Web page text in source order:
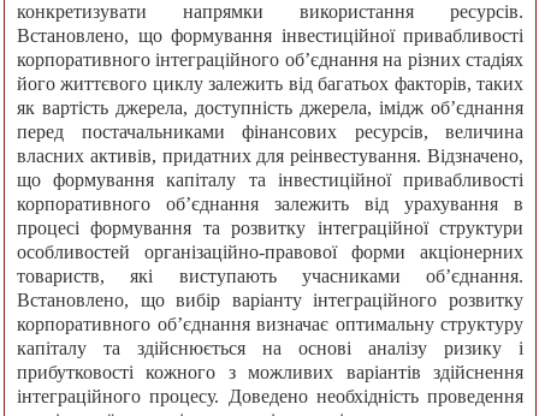
конкретизувати напрямки використання ресурсів.
Встановлено, що формування інвестиційної привабливості
корпоративного інтеграційного об’єднання на різних стадіях
його життєвого циклу залежить від багатьох факторів, таких
як вартість джерела, доступність джерела, імідж об’єднання
перед постачальниками фінансових ресурсів, величина
власних активів, придатних для реінвестування. Відзначено,
що формування капіталу та інвестиційної привабливості
корпоративного об’єднання залежить від урахування в
процесі формування та розвитку інтеграційної структури
особливостей організаційно-правової форми акціонерних
товариств, які виступають учасниками об’єднання.
Встановлено, що вибір варіанту інтеграційного розвитку
корпоративного об’єднання визначає оптимальну структуру
капіталу та здійснюється на основі аналізу ризику і
прибутковості кожного з можливих варіантів здійснення
інтеграційного процесу. Доведено необхідність проведення